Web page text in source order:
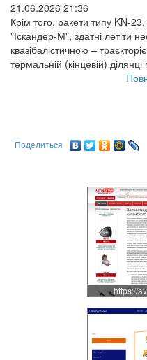
21.06.2026 21:36
Крім того, ракети типу KN-
"Іскандер-М", здатні летіти
квазібалістичною –
термальній (кінцевій)
Поделиться
https://